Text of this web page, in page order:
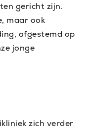
gericht zijn.
maar ook
afgestemd op
jonge
zich verder